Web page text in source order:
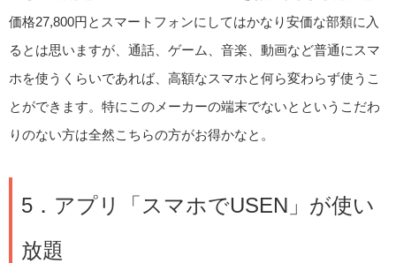
価格27,800円とスマートフォンにしてはかなり安価な部類に入
るとは思いますが、通話、ゲーム、音楽、動画など普通にスマ
ホを使うくらいであれば、高額なスマホと何ら変わらず使うこ
とができます。特にこのメーカーの端末でないとというこだわ
りのない方は全然こちらの方がお得かなと。
5．アプリ「スマホでUSEN」が使い
放題